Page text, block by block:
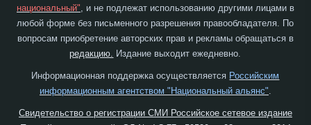
национальный", и не подлежат использованию другими лицами в
любой форме без письменного разрешения правообладателя. По
вопросам приобретение авторских прав и рекламы обращаться в
редакцию. Издание выходит ежедневно.
Информационная поддержка осуществляется Российским
информационным агентством "Национальный альянс"
Свидетельство о регистрации СМИ Российское сетевое издание